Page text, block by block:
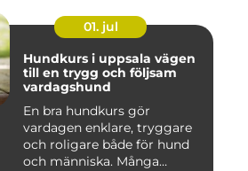
01. jul
Hundkurs i uppsala vägen
till en trygg och följsam
vardagshund
En bra hundkurs gör
vardagen enklare, tryggare
och roligare både för hund
och människa. Många